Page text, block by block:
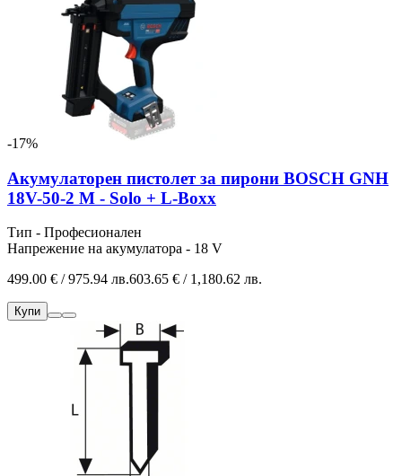
-17%
Акумулаторен пистолет за пирони BOSCH GNH
18V-50-2 M - Solo + L-Boxx
Тип - Професионален
Напрежение на акумулатора - 18 V
499.00 € / 975.94 лв.603.65 € / 1,180.62 лв.
Купи